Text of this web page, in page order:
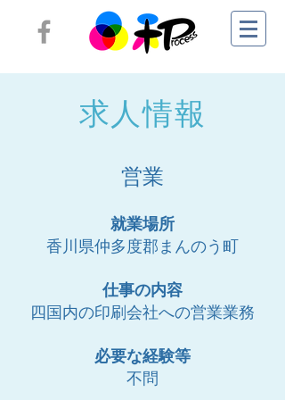
求人情報
営業
就業場所
香川県仲多度郡まんのう町
仕事の内容
四国内の印刷会社への営業業務
必要な経験等
不問